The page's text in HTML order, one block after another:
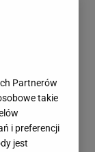
Partnerów
takie
i preferencji
jest